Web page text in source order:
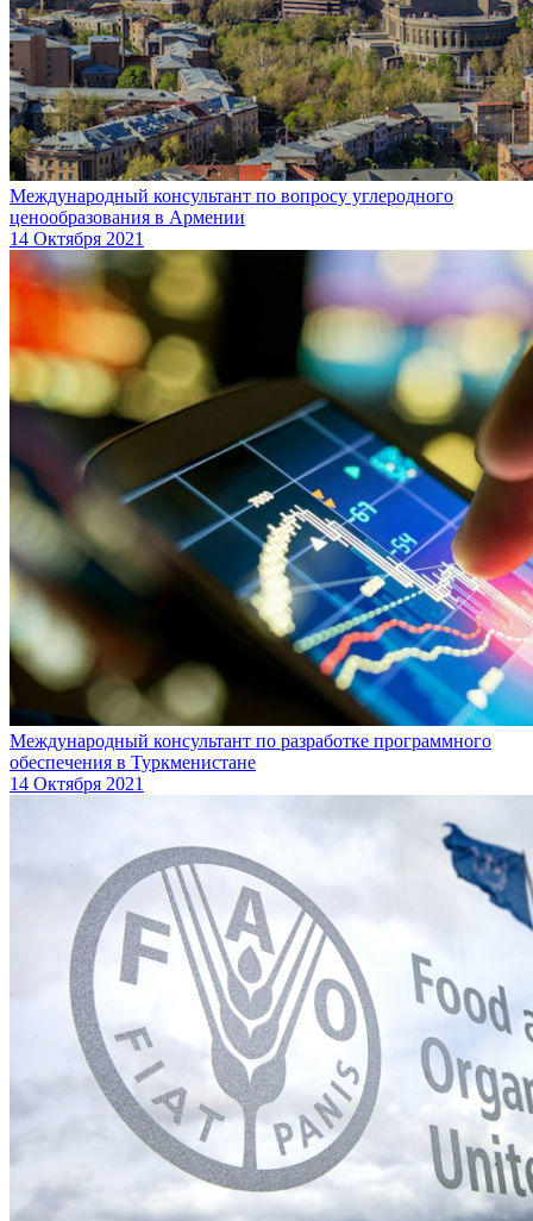
Международный консультант по вопросу углеродного
ценообразования в Армении
14 Октября 2021
Международный консультант по разработке программного
обеспечения в Туркменистане
14 Октября 2021